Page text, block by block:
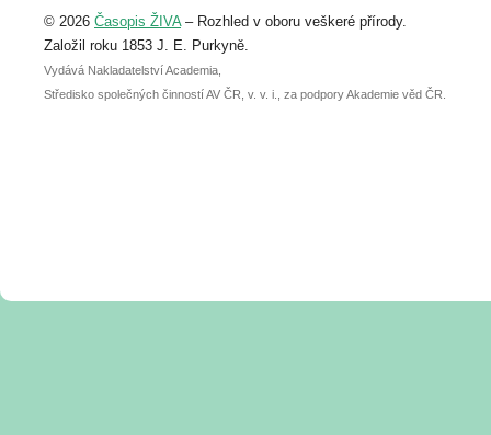
abstraktu přihlášené přednášky nebo
posteru je už 30. června.
© 2026 Časopis ŽIVA– Rozhled v oboru veškeré přírody.
Založil roku 1853 J. E. Purkyně.
Vydává Nakladatelství Academia,
Středisko společných činností AV ČR, v. v. i., za podpory Akademie věd ČR.